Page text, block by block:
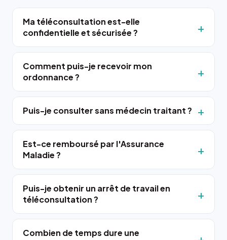
Ma téléconsultation est-elle
confidentielle et sécurisée ?
Comment puis-je recevoir mon
ordonnance ?
Puis-je consulter sans médecin traitant ?
Est-ce remboursé par l'Assurance
Maladie ?
Puis-je obtenir un arrêt de travail en
téléconsultation ?
Combien de temps dure une